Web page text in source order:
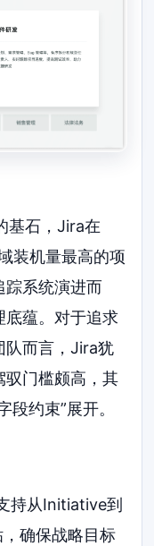
基石，Jira在
装机量最高的项
踪系统演进而
底蕴。对于追求
队而言，Jira犹
驭门槛颇高，其
段约束”展开。
持从Initiative到
确保战略目标